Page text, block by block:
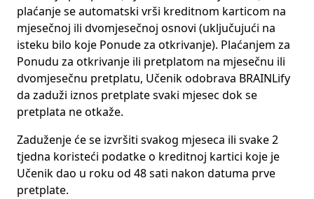
plaćanje se automatski vrši kreditnom karticom na
mjesečnoj ili dvomjesečnoj osnovi (uključujući na
isteku bilo koje Ponude za otkrivanje). Plaćanjem za
Ponudu za otkrivanje ili pretplatom na mjesečnu ili
dvomjesečnu pretplatu, Učenik odobrava BRAINLify
da zaduži iznos pretplate svaki mjesec dok se
pretplata ne otkaže.
Zaduženje će se izvršiti svakog mjeseca ili svake 2
tjedna koristeći podatke o kreditnoj kartici koje je
Učenik dao u roku od 48 sati nakon datuma prve
pretplate.